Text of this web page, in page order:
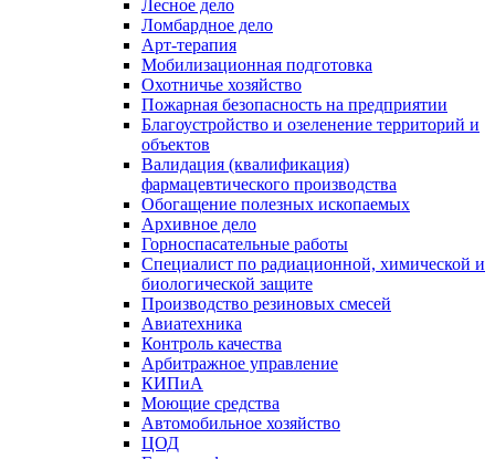
Лесное дело
Ломбардное дело
Арт-терапия
Мобилизационная подготовка
Охотничье хозяйство
Пожарная безопасность на предприятии
Благоустройство и озеленение территорий и
объектов
Валидация (квалификация)
фармацевтического производства
Обогащение полезных ископаемых
Архивное дело
Горноспасательные работы
Специалист по радиационной, химической и
биологической защите
Производство резиновых смесей
Авиатехника
Контроль качества
Арбитражное управление
КИПиА
Моющие средства
Автомобильное хозяйство
ЦОД